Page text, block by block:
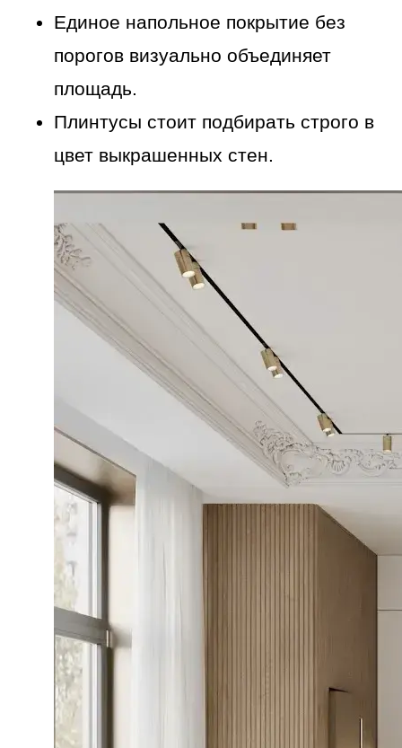
Единое напольное покрытие без
порогов визуально объединяет
площадь.
Плинтусы стоит подбирать строго в
цвет выкрашенных стен.